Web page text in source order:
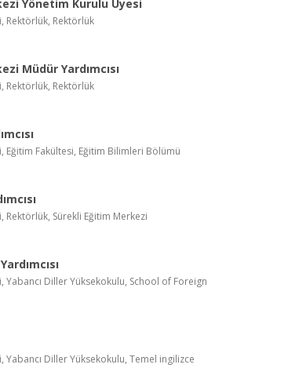
Yönetim Kurulu Üyesi
Rektörlük, Rektörlük
Müdür Yardımcısı
Rektörlük, Rektörlük
Eğitim Fakültesi, Eğitim Bilimleri Bölümü
Rektörlük, Sürekli Eğitim Merkezi
Yabancı Diller Yüksekokulu, School of Foreign
Yabancı Diller Yüksekokulu, Temel ingilizce